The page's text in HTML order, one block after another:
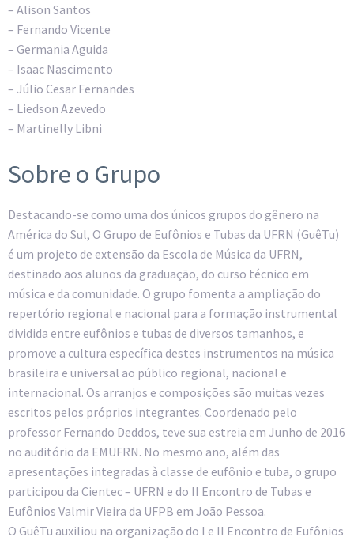
– Alison Santos
– Fernando Vicente
– Germania Aguida
– Isaac Nascimento
– Júlio Cesar Fernandes
– Liedson Azevedo
– Martinelly Libni
Sobre o Grupo
Destacando-se como uma dos únicos grupos do gênero na
América do Sul, O Grupo de Eufônios e Tubas da UFRN (GuêTu)
é um projeto de extensão da Escola de Música da UFRN,
destinado aos alunos da graduação, do curso técnico em
música e da comunidade. O grupo fomenta a ampliação do
repertório regional e nacional para a formação instrumental
dividida entre eufônios e tubas de diversos tamanhos, e
promove a cultura específica destes instrumentos na música
brasileira e universal ao público regional, nacional e
internacional. Os arranjos e composições são muitas vezes
escritos pelos próprios integrantes. Coordenado pelo
professor Fernando Deddos, teve sua estreia em Junho de 2016
no auditório da EMUFRN. No mesmo ano, além das
apresentações integradas à classe de eufônio e tuba, o grupo
participou da Cientec – UFRN e do II Encontro de Tubas e
Eufônios Valmir Vieira da UFPB em João Pessoa.
O GuêTu auxiliou na organização do I e II Encontro de Eufônios